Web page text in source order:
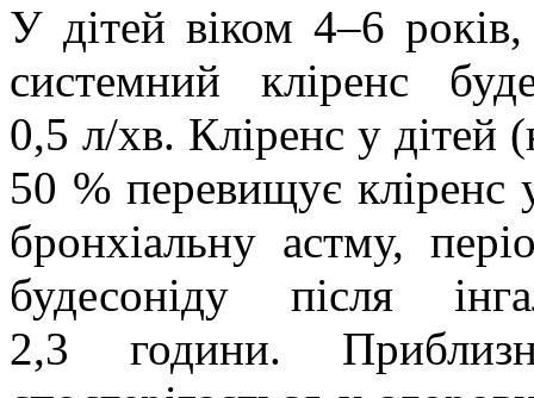
У дітей віком 4–6
системний кліренс
0,5 л/хв. Кліренс у дітей
50 % перевищує
бронхіальну астму,
будесоніду після
2,3 години.